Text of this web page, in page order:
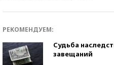
РЕКОМЕНДУЕМ:
Судьба
завещаний